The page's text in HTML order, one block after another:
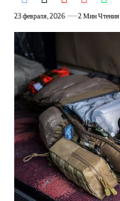
23 февраля, 2026 2 Мин Чтения